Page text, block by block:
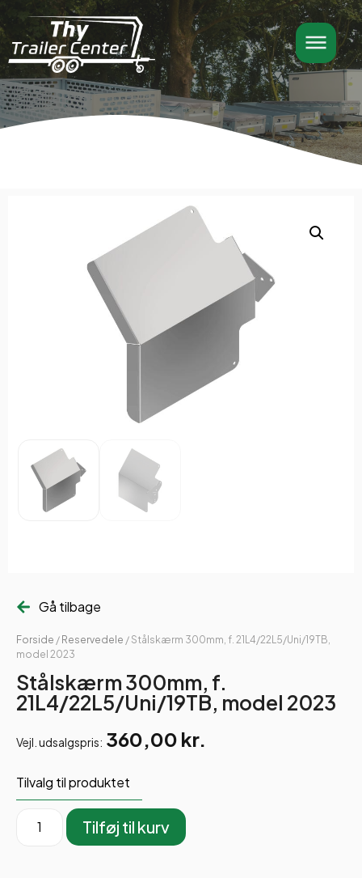
Gå tilbage
Forside / Reservedele / Stålskærm 300mm, f. 21L4/22L5/Uni/19TB,
model 2023
Stålskærm 300mm, f.
21L4/22L5/Uni/19TB, model 2023
Vejl. udsalgspris: 360,00 kr.
Tilvalg til produktet
Tilføj til kurv